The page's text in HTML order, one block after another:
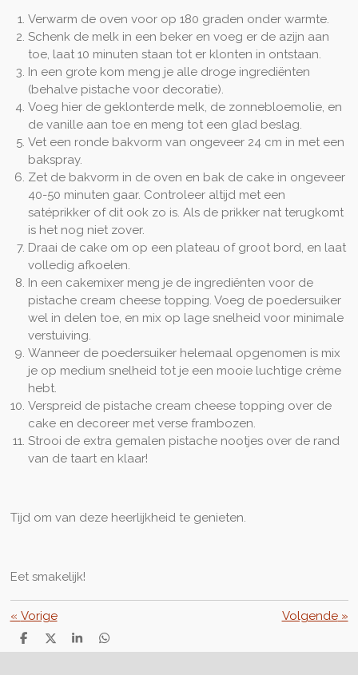
Verwarm de oven voor op 180 graden onder warmte.
Schenk de melk in een beker en voeg er de azijn aan
toe, laat 10 minuten staan tot er klonten in ontstaan.
In een grote kom meng je alle droge ingrediënten
(behalve pistache voor decoratie).
Voeg hier de geklonterde melk, de zonnebloemolie, en
de vanille aan toe en meng tot een glad beslag.
Vet een ronde bakvorm van ongeveer 24 cm in met een
bakspray.
Zet de bakvorm in de oven en bak de cake in ongeveer
40-50 minuten gaar. Controleer altijd met een
satéprikker of dit ook zo is. Als de prikker nat terugkomt
is het nog niet zover.
Draai de cake om op een plateau of groot bord, en laat
volledig afkoelen.
In een cakemixer meng je de ingrediënten voor de
pistache cream cheese topping. Voeg de poedersuiker
wel in delen toe, en mix op lage snelheid voor minimale
verstuiving.
Wanneer de poedersuiker helemaal opgenomen is mix
je op medium snelheid tot je een mooie luchtige crème
hebt.
Verspreid de pistache cream cheese topping over de
cake en decoreer met verse frambozen.
Strooi de extra gemalen pistache nootjes over de rand
van de taart en klaar!
Tijd om van deze heerlijkheid te genieten.
Eet smakelijk!
« Vorige Volgende»
D
e
D
e
S
h
D
e